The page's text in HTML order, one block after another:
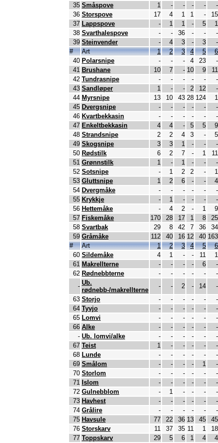
35 Småspove 1 - - - -
-
36 Storspove 17 4 1 1 -
15
37 Lappspove - 1 1 - 5
1
38 Svarthalespove - - 36 - -
-
39 Steinvender - 4 3 - 3
-
#
Art 1 2 3 4 5
6
40 Polarsnipe - - - 4 23
-
41 Brushane 10 7 - 10 9
11
42 Tundrasnipe - - - - -
-
43 Sandløper 1 - - 2 12
-
44 Myrsnipe 13 10 43 28 124
1
45 Dvergsnipe - - - - -
-
46 Kvartbekkasin - - - - -
-
47 Enkeltbekkasin 4 4 - 5 5
9
48 Strandsnipe 2 2 4 3 -
5
49 Skogsnipe 3 3 1 - -
-
50 Rødstilk 6 2 7 - 1
11
51 Grønnstilk 1 - 1 - -
-
52 Sotsnipe - 1 2 2 -
1
53 Gluttsnipe 1 2 6 - -
4
54 Dvergmåke - - - - -
-
55 Krykkje - 1 - - -
-
56 Hettemåke - 4 2 - 1
9
57 Fiskemåke 170 28 17 1 8
25
58 Svartbak 29 8 42 7 36
34
59 Gråmåke 112 40 16 12 40 163
#
Art 1 2 3 4 5
6
60 Sildemåke 4 1 - - 11
1
61 Makrellterne - - - - 6
-
62 Rødnebbterne - - - - -
-
- Ub.
rødnebb-/makrellterne
- - 2 - 14
-
63 Storjo - - - - -
-
64 Tyvjo - - - - -
-
65 Lomvi - - - - -
-
66 Alke - - - - -
-
- Ub. lomvi/alke - - - - -
-
67 Teist 1 - - - -
-
68 Lunde - - - - -
-
69 Smålom - - - - 1
-
70 Storlom - - - - -
-
71 Islom - - - - -
-
72 Gulnebblom - 1 - - -
-
73 Havhest - - - - -
-
74 Grålire - - - - -
-
75 Havsule 77 22 36 13 45
45
76 Storskarv 11 37 35 11 1
18
77 Toppskarv 29 5 6 1 4 4